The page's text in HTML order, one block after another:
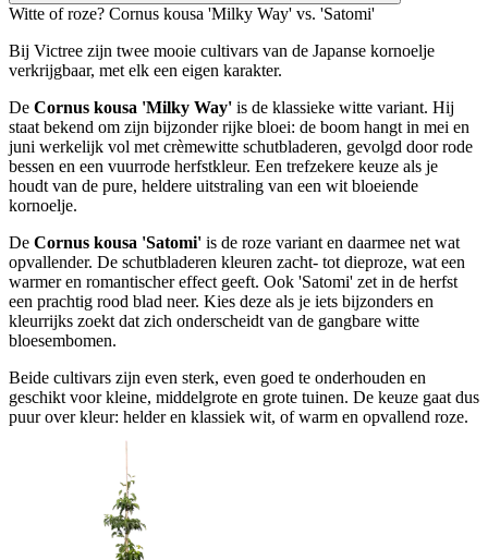
Witte of roze? Cornus kousa 'Milky Way' vs. 'Satomi'
Bij Victree zijn twee mooie cultivars van de Japanse kornoelje
verkrijgbaar, met elk een eigen karakter.
De Cornus kousa 'Milky Way' is de klassieke witte variant. Hij
staat bekend om zijn bijzonder rijke bloei: de boom hangt in mei en
juni werkelijk vol met crèmewitte schutbladeren, gevolgd door rode
bessen en een vuurrode herfstkleur. Een trefzekere keuze als je
houdt van de pure, heldere uitstraling van een wit bloeiende
kornoelje.
De Cornus kousa 'Satomi' is de roze variant en daarmee net wat
opvallender. De schutbladeren kleuren zacht- tot dieproze, wat een
warmer en romantischer effect geeft. Ook 'Satomi' zet in de herfst
een prachtig rood blad neer. Kies deze als je iets bijzonders en
kleurrijks zoekt dat zich onderscheidt van de gangbare witte
bloesembomen.
Beide cultivars zijn even sterk, even goed te onderhouden en
geschikt voor kleine, middelgrote en grote tuinen. De keuze gaat dus
puur over kleur: helder en klassiek wit, of warm en opvallend roze.